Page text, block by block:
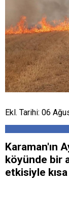
Ekl. Tarihi: 06
Karaman'ın
köyünde bir
etkisiyle